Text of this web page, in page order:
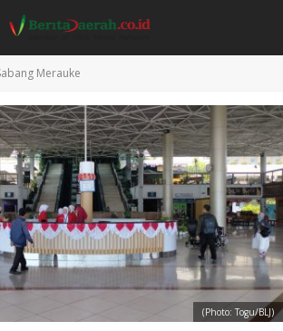
Merauke
(Photo: Togu/BLJ)